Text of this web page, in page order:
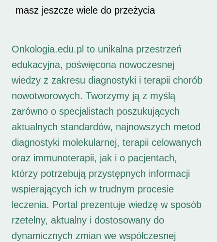
masz jeszcze wiele do przeżycia
Onkologia.edu.pl to unikalna przestrzeń
edukacyjna, poświęcona nowoczesnej
wiedzy z zakresu diagnostyki i terapii chorób
nowotworowych. Tworzymy ją z myślą
zarówno o specjalistach poszukujących
aktualnych standardów, najnowszych metod
diagnostyki molekularnej, terapii celowanych
oraz immunoterapii, jak i o pacjentach,
którzy potrzebują przystępnych informacji
wspierających ich w trudnym procesie
leczenia. Portal prezentuje wiedzę w sposób
rzetelny, aktualny i dostosowany do
dynamicznych zmian we współczesnej